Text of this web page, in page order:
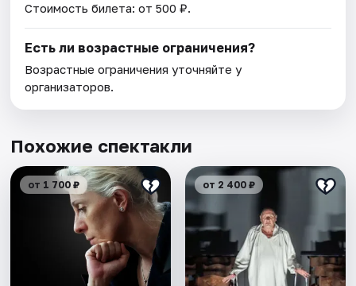
Стоимость билета: от 500 ₽.
Есть ли возрастные ограничения?
Возрастные ограничения уточняйте у
организаторов.
Похожие спектакли
от 1 700 ₽ от 2 400 ₽